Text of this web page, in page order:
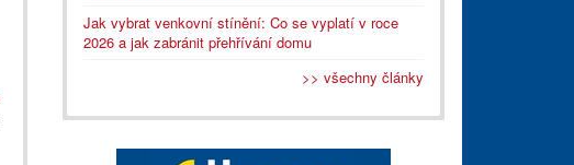
Jak vybrat venkovní stínění: Co se vyplatí v roce
2026 a jak zabránit přehřívání domu
>> všechny články